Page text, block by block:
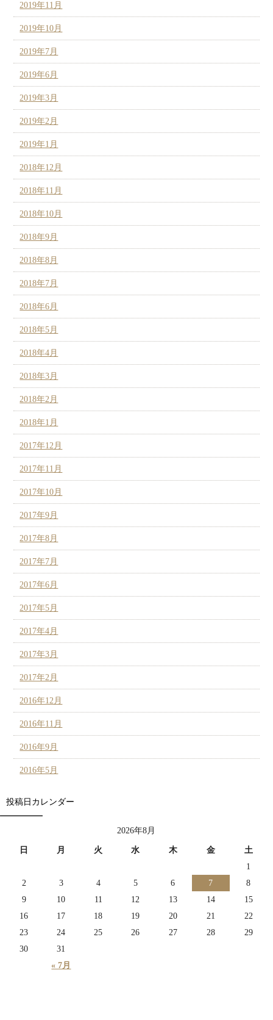
2019年11月
2019年10月
2019年7月
2019年6月
2019年3月
2019年2月
2019年1月
2018年12月
2018年11月
2018年10月
2018年9月
2018年8月
2018年7月
2018年6月
2018年5月
2018年4月
2018年3月
2018年2月
2018年1月
2017年12月
2017年11月
2017年10月
2017年9月
2017年8月
2017年7月
2017年6月
2017年5月
2017年4月
2017年3月
2017年2月
2016年12月
2016年11月
2016年9月
2016年5月
投稿日カレンダー
2026年8月
日 月 火 水 木 金 土
« 7月
1
2
3 4 5 6 7
8
9
10 11 12 13 14
15
16
17 18 19 20 21
22
23
24 25 26 27 28
29
30
31